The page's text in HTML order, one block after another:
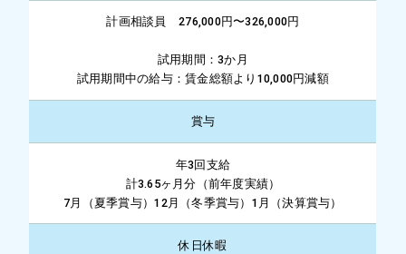
計画相談員 276,000円〜326,000円
試用期間：3か月
試用期間中の給与：賃金総額より10,000円減額
賞与
年3回支給
計3.65ヶ月分（前年度実績）
7月（夏季賞与）12月（冬季賞与）1月（決算賞与）
休日休暇